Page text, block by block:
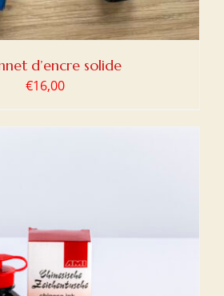
d’encre solide
€16,00